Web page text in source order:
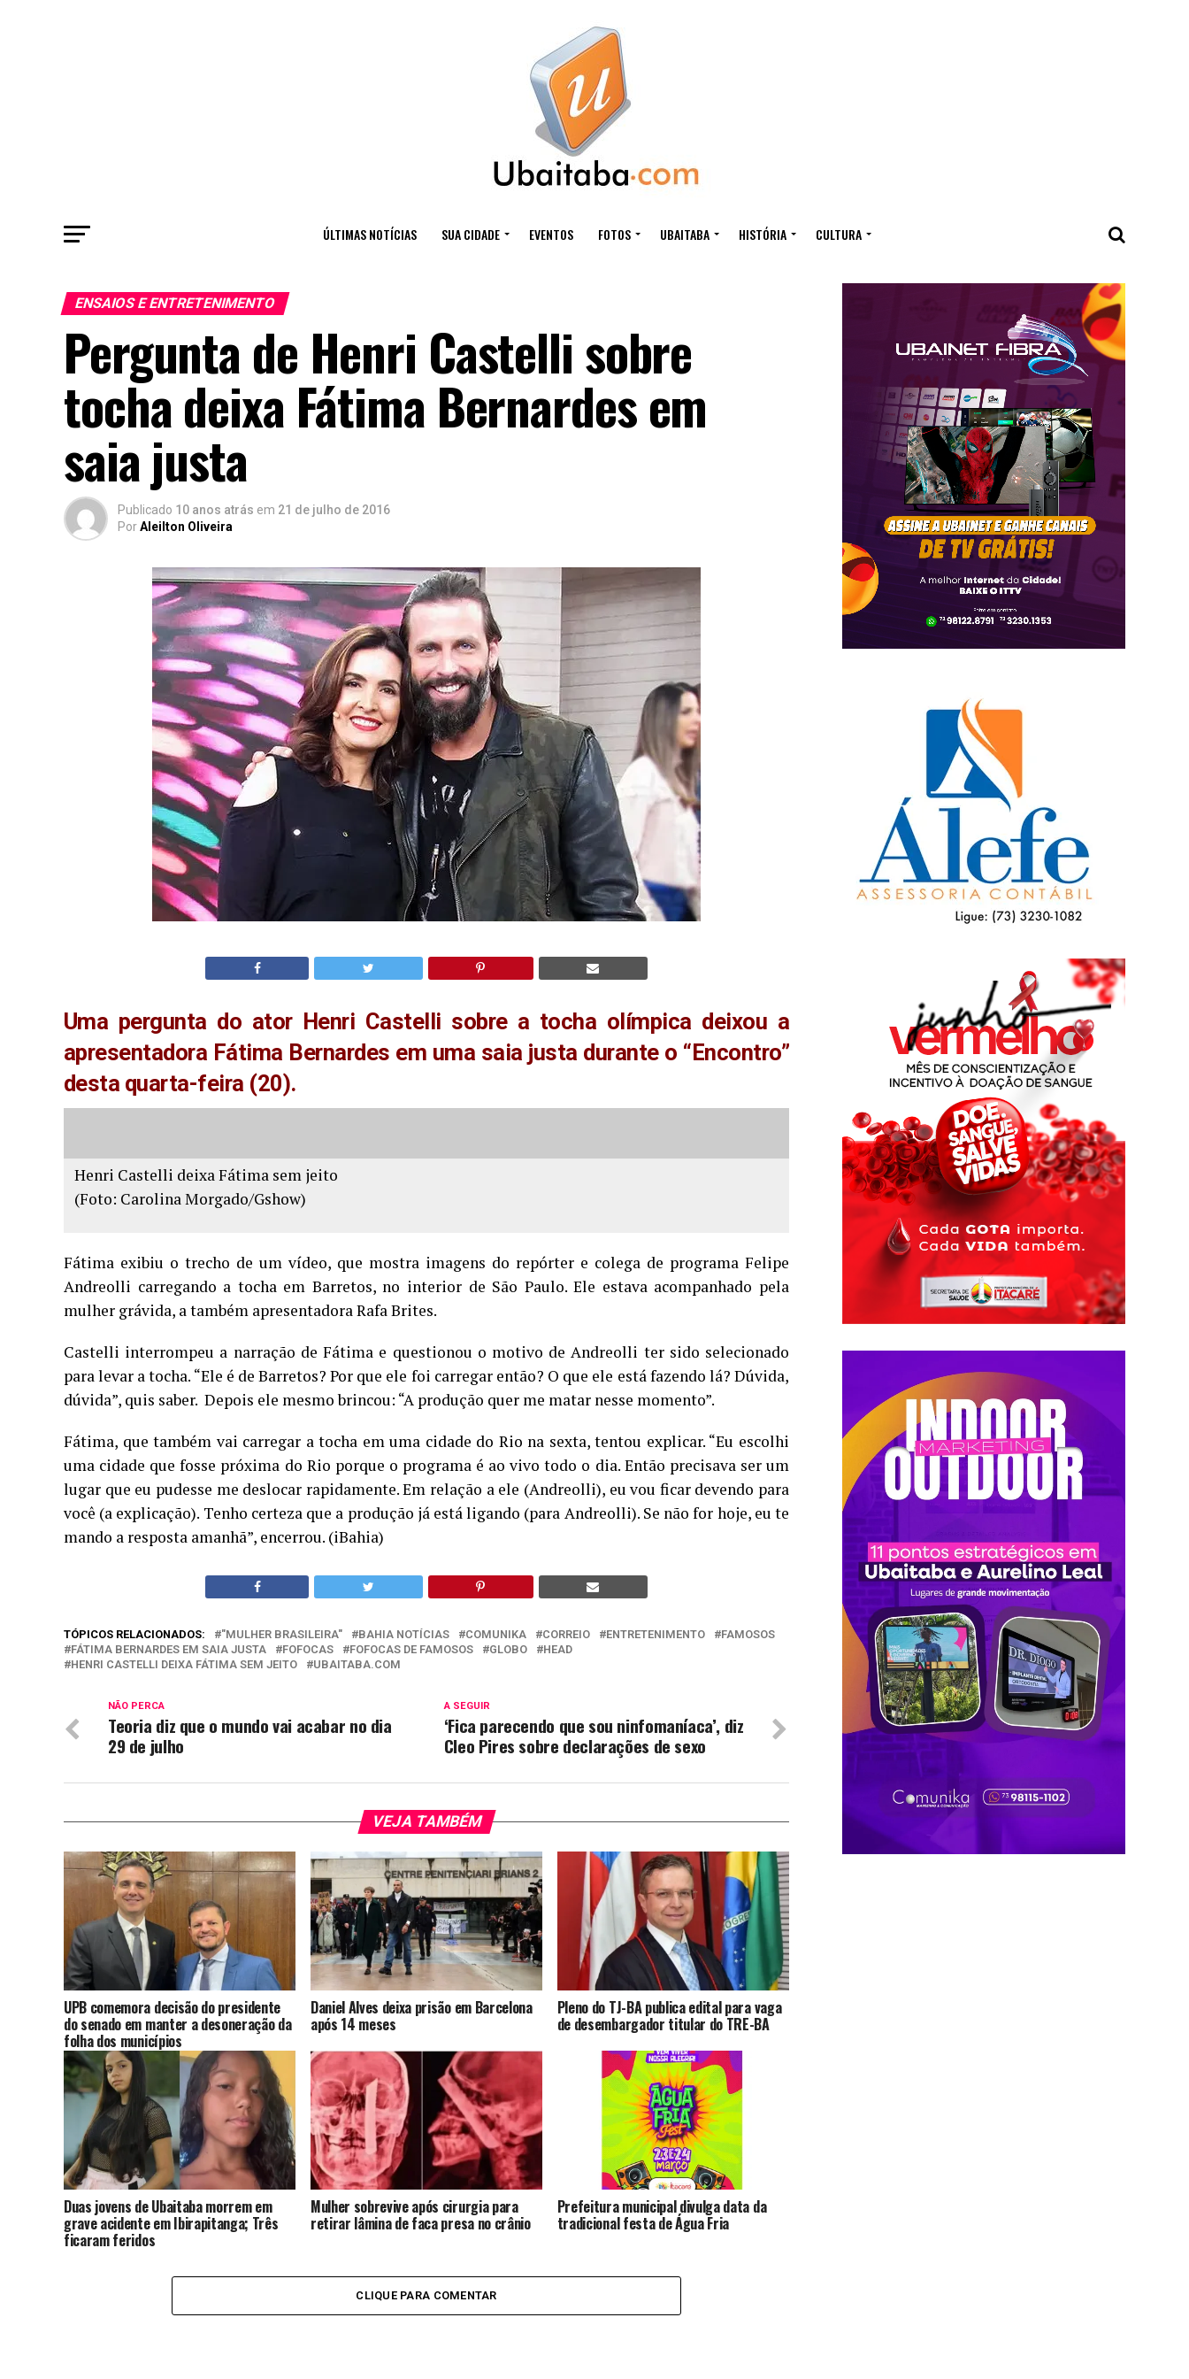
ÚLTIMAS NOTÍCIAS SUA CIDADE EVENTOS FOTOS UBAITABA HISTÓRIA CULTURA
ENSAIOS E ENTRETENIMENTO
Pergunta de Henri Castelli sobre
tocha deixa Fátima Bernardes em
saia justa
Publicado 10 anos atrás em 21 de julho de 2016
PorAleilton Oliveira
Uma pergunta do ator Henri Castelli sobre a tocha olímpica deixou a
apresentadora Fátima Bernardes em uma saia justa durante o “Encontro”
desta quarta-feira (20).
Henri Castelli deixa Fátima sem jeito
(Foto: Carolina Morgado/Gshow)
Fátima exibiu o trecho de um vídeo, que mostra imagens do repórter e colega de programa Felipe
Andreolli carregando a tocha em Barretos, no interior de São Paulo. Ele estava acompanhado pela
mulher grávida, a também apresentadora Rafa Brites.
Castelli interrompeu a narração de Fátima e questionou o motivo de Andreolli ter sido selecionado
para levar a tocha. “Ele é de Barretos? Por que ele foi carregar então? O que ele está fazendo lá? Dúvida,
dúvida”, quis saber. Depois ele mesmo brincou: “A produção quer me matar nesse momento”.
Fátima, que também vai carregar a tocha em uma cidade do Rio na sexta, tentou explicar. “Eu escolhi
uma cidade que fosse próxima do Rio porque o programa é ao vivo todo o dia. Então precisava ser um
lugar que eu pudesse me deslocar rapidamente. Em relação a ele (Andreolli), eu vou ficar devendo para
você (a explicação). Tenho certeza que a produção já está ligando (para Andreolli). Se não for hoje, eu te
mando a resposta amanhã”, encerrou. (iBahia)
TÓPICOS RELACIONADOS: "MULHER BRASILEIRA" BAHIA NOTÍCIAS COMUNIKA CORREIO ENTRETENIMENTO
FAMOSOS
FÁTIMA BERNARDES EM SAIA JUSTA
FOFOCAS FOFOCAS DE FAMOSOS GLOBO
HEAD
HENRI CASTELLI DEIXA FÁTIMA SEM JEITO
UBAITABA.COM
A SEGUIR
‘Fica parecendo que sou ninfomaníaca’, diz
Cleo Pires sobre declarações de sexo
NÃO PERCA
Teoria diz que o mundo vai acabar no dia
29 de julho
VEJA TAMBÉM
UPB comemora decisão do presidente
do senado em manter a desoneração da
folha dos municípios
Daniel Alves deixa prisão em Barcelona
após 14 meses
Pleno do TJ-BA publica edital para vaga
de desembargador titular do TRE-BA
Duas jovens de Ubaitaba morrem em
grave acidente em Ibirapitanga; Três
ficaram feridos
Mulher sobrevive após cirurgia para
retirar lâmina de faca presa no crânio
Prefeitura municipal divulga data da
tradicional festa de Água Fria
CLIQUE PARA COMENTAR